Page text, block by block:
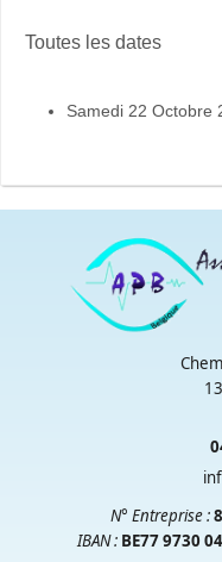
Toutes les dates
Samedi 22 Octobre
N° Entreprise :
IBAN : BE77 9730